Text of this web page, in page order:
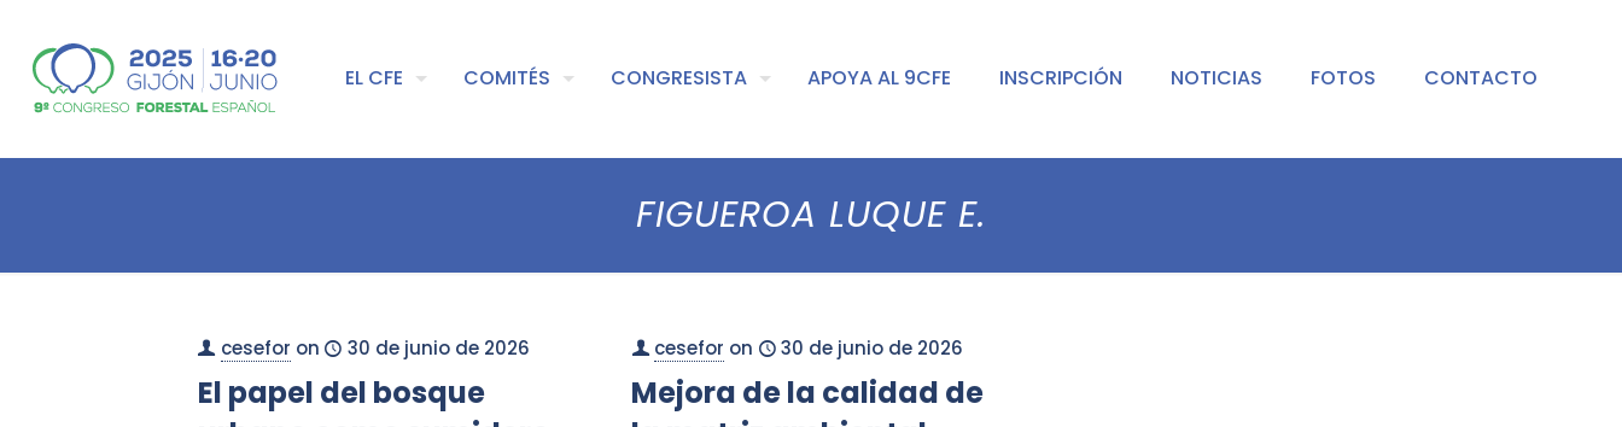
EL CFE COMITÉS CONGRESISTA APOYA AL 9CFE INSCRIPCIÓN NOTICIAS FOTOS CONTACTO
FIGUEROA LUQUE E.
cesefor on 30 de junio de 2026
El papel del bosque
cesefor on 30 de junio de 2026
Mejora de la calidad de